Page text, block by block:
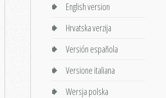
English version
Hrvatska verzija
Versión española
Versione italiana
Wersja polska